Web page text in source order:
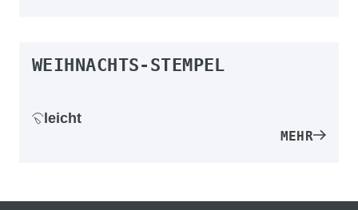
WEIHNACHTS-STEMPEL
leicht
MEHR